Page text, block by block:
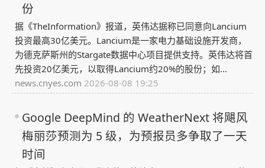
份
据《TheInformation》报道，英伟达据称已同意向Lancium
投资最高30亿美元。Lancium是一家电力基础设施开发商，
为德克萨斯州的Stargate数据中心项目提供支持。英伟达将首
先投资20亿美元，以取得Lancium约20%的股份；如...
news.cnyes.com 2026-08-08 19:25
Google DeepMind 的 WeatherNext 将飓风
梅丽莎预测为 5 级，为预报员多争取了一天
时间